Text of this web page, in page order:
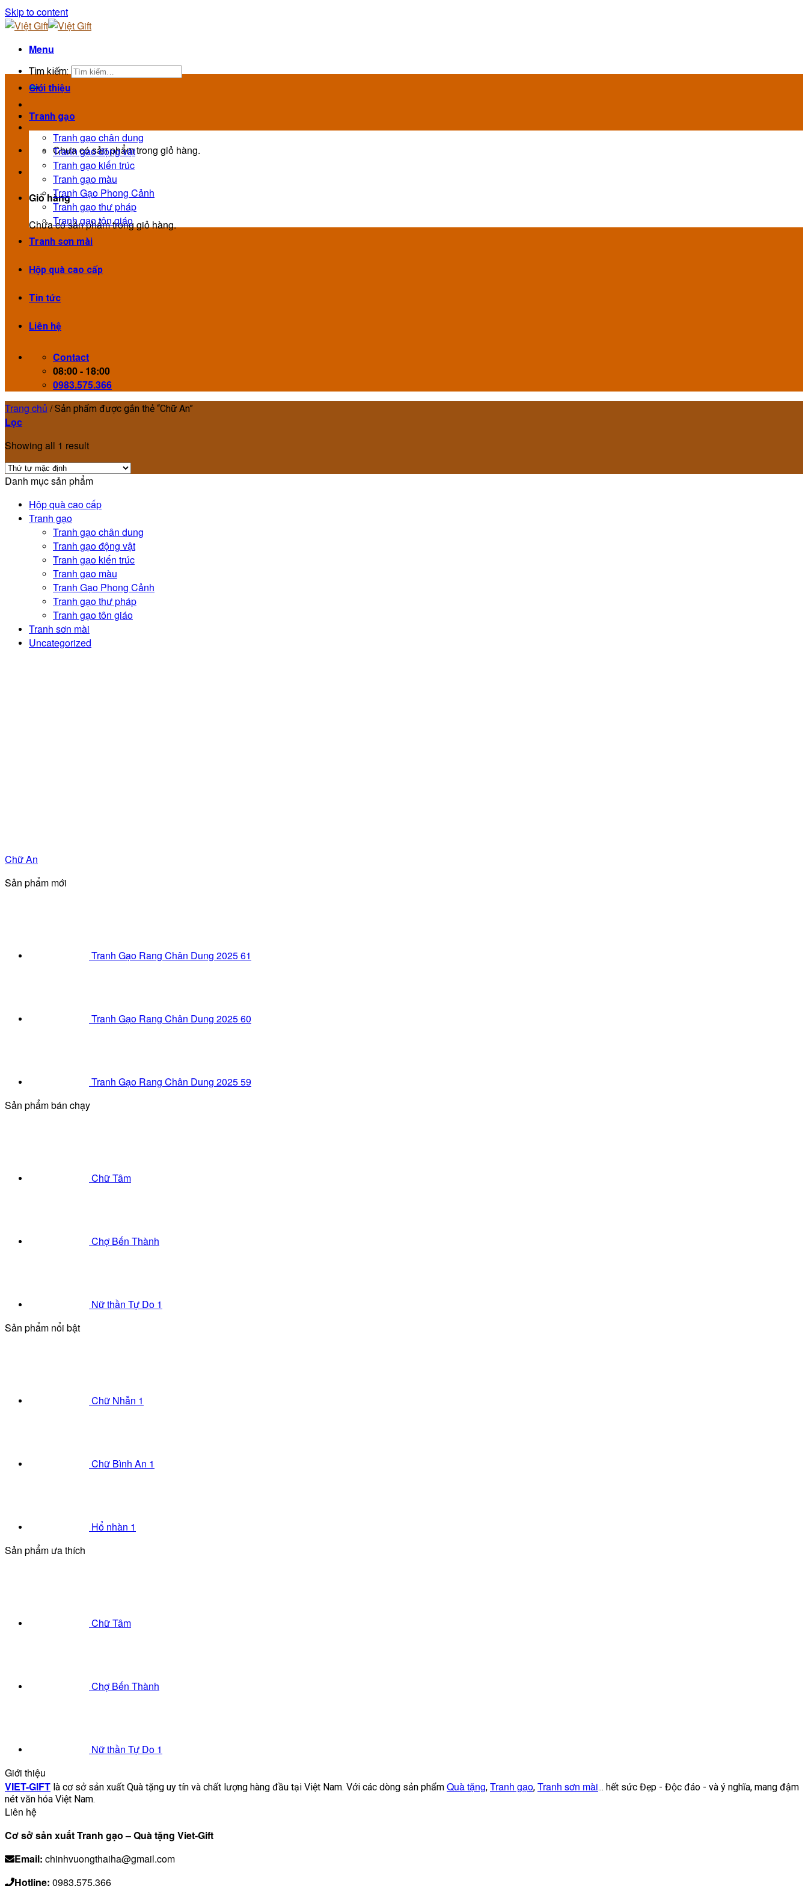
Skip to content
Menu
Tìm kiếm:
Chưa có sản phẩm trong giỏ hàng.
Giỏ hàng
Chưa có sản phẩm trong giỏ hàng.
Giới thiệu
Tranh gạo
Tranh gạo chân dung
Tranh gạo động vật
Tranh gạo kiến trúc
Tranh gạo màu
Tranh Gạo Phong Cảnh
Tranh gạo thư pháp
Tranh gạo tôn giáo
Tranh sơn mài
Hộp quà cao cấp
Tin tức
Liên hệ
Contact
08:00 - 18:00
0983.575.366
Trang chủ /Sản phẩm được gắn thẻ “Chữ An”
Lọc
Showing all 1 result
Danh mục sản phẩm
Hộp quà cao cấp
Tranh gạo
Tranh gạo chân dung
Tranh gạo động vật
Tranh gạo kiến trúc
Tranh gạo màu
Tranh Gạo Phong Cảnh
Tranh gạo thư pháp
Tranh gạo tôn giáo
Tranh sơn mài
Uncategorized
Chữ An
Sản phẩm mới
Tranh Gạo Rang Chân Dung 2025 61
Tranh Gạo Rang Chân Dung 2025 60
Tranh Gạo Rang Chân Dung 2025 59
Sản phẩm bán chạy
Chữ Tâm
Chợ Bến Thành
Nữ thần Tự Do 1
Sản phẩm nổi bật
Chữ Nhẫn 1
Chữ Bình An 1
Hổ nhàn 1
Sản phẩm ưa thích
Chữ Tâm
Chợ Bến Thành
Nữ thần Tự Do 1
Giới thiệu
VIET-GIFT là cơ sở sản xuất Quà tặng uy tín và chất lượng hàng đầu tại Việt Nam. Với các dòng sản phẩm Quà tặng, Tranh gạo, Tranh sơn mài... hết sức Đẹp - Độc đáo - và ý nghĩa, mang đậm
nét văn hóa Việt Nam.
Liên hệ
Cơ sở sản xuất Tranh gạo – Quà tặng Viet-Gift
Email: chinhvuongthaiha@gmail.com
Hotline: 0983.575.366